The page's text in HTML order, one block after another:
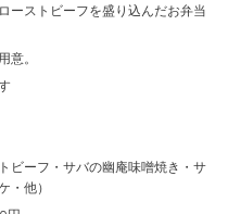
ーストビーフを盛り込んだお弁当
意。
ビーフ・サバの幽庵味噌焼き・サ
・他）